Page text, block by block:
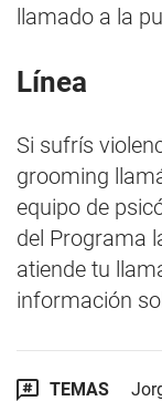
llamado a la
Línea
Si sufrís
grooming
equipo de
del Programa
atiende tu
información
TEMAS